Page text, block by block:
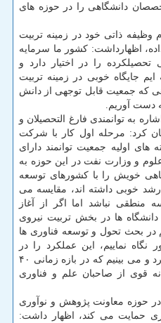
دانشگاهی را در حوزه های
وظیفه ذاتی خود در زمینه تربیت
اظهارداشت: كشور ما سرمایه
را در اختیار دارد و
جایگاه خوبی در زمینه تربیت
كه جمعیت قابل توجهی از دانش
دست آوریم.
به توانمندی فارغ التحصیلان و
كرد: مرحله اول كار با شركت
های اولیه جمعیت توانمند دارای
و وزارت نفت در این حوزه به
خویش را با كشورهای توسعه
رشد خوبی داشته اند، مقایسه می
منطقی نباشد اما اگر از آغاز
دانشگاه ها در بخش تربیت نیروی
در بحث تحول و توسعه فناوری ها
نماییم، این عملكرد را در
مجموع مناسب ارزیابی خواهیم كرد و می بینیم كه در بازه زمانی ۴۰
قوی از صاحبان علم و فناوری
در حوزه معاونت پژوهش و نوآوری
حمایت می كند، اظهار داشت: